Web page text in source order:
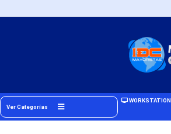
Ver Categorías
WORKSTATION